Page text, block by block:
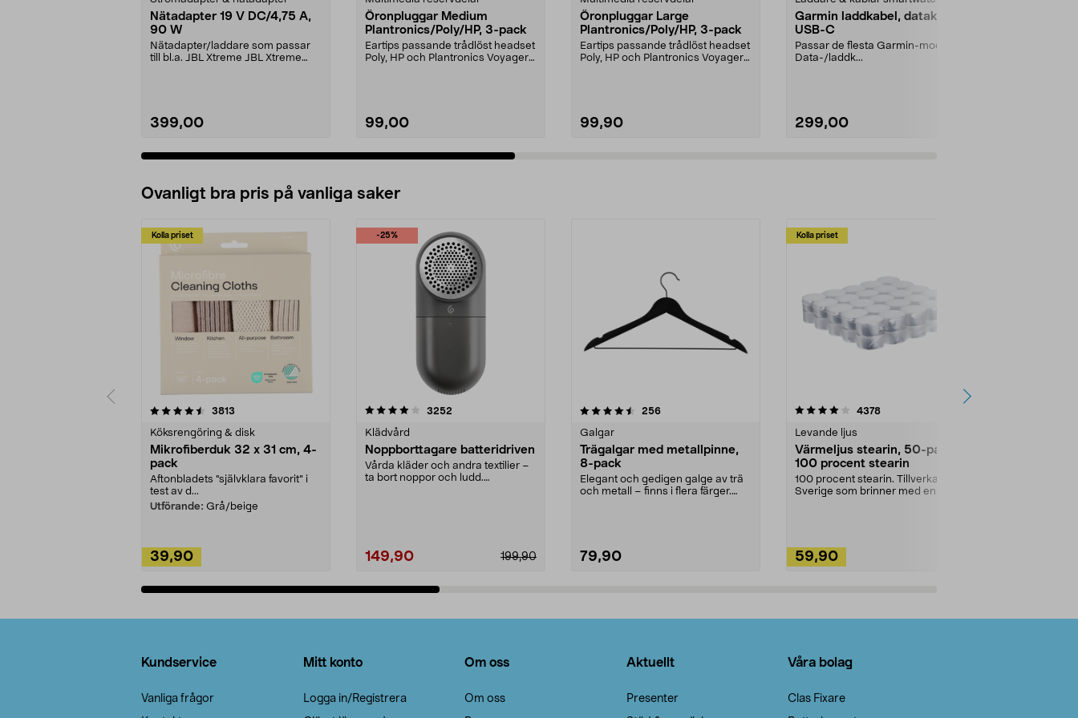
Nätadapter 19 V DC/4,75 A,
90 W
Nätadapter/laddare som passar
till bl.a. JBL Xtreme JBL Xtreme
399,00
Öronpluggar Medium
Plantronics/Poly/HP, 3-pack
Eartips passande trådlöst headset
Poly, HP och Plantronics Voyager
99,00
Öronpluggar Large
Plantronics/Poly/HP, 3-pack
Eartips passande trådlöst headset
Poly, HP och Plantronics Voyager
99,90
Garmin laddkabel, datakabel
USB-C
Passar de flesta Garmin-modeller.
Data-/laddk...
299,00
Ovanligt bra pris på vanliga saker
Kolla priset
3813
Köksrengöring & disk
Mikrofiberduk 32 x 31 cm, 4-
pack
Aftonbladets "självklara favorit” i
test av d...
Utförande: Grå/beige
39,90
-25%
4.0av 5 stjärnor 3252
Klädvård
Noppborttagare batteridriven
Vårda kläder och andra textilier –
ta bort noppor och ludd.
199,90
149,90
4.5av 5 stjärnor 256recensioner
Galgar
Trägalgar med metallpinne,
8-pack
Elegant och gedigen galge av trä
och metall – finns i flera färger.
79,90
Kolla priset
4.0av 5 stjärnor 4378recensioner
Levande ljus
Värmeljus stearin, 50-pack,
100 procent stearin
100 procent stearin. Tillverkade i
Sverige som brinner med en
59,90
4.5av 5 stjärnor
Kundservice
Vanliga frågor
Mitt konto
Logga in/Registrera
Om oss
Om oss
Aktuellt
Presenter
Våra bolag
Clas Fixare